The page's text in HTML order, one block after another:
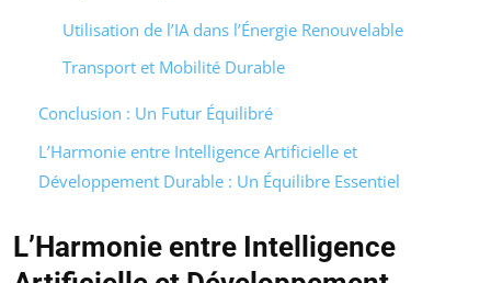
Utilisation de l’IA dans l’Énergie Renouvelable
Transport et Mobilité Durable
Conclusion : Un Futur Équilibré
L’Harmonie entre Intelligence Artificielle et
Développement Durable : Un Équilibre Essentiel
L’Harmonie entre Intelligence